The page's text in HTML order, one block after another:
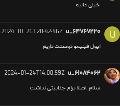
خیلی عالیه
U u_۶۴۷۶۷۲۲۰ 2024-01-26T20:42:46Z
ایول فیلیمو دوستت داریم
u_۶۱۰۸۴۰۶۲ 2024-01-24T14:00:59Z
سلام .اصلا برام جذابیتی نداشت